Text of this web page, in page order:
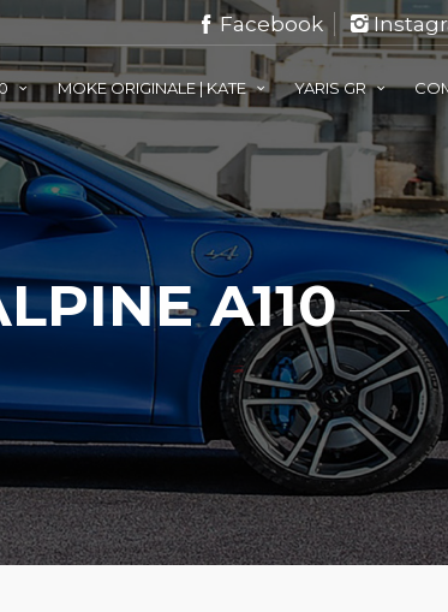
Facebook
MOKE ORIGINALE | KATE YARIS GR
A110